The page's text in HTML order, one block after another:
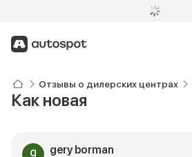
Отзывы о дилерских центрах
Как новая
gery borman